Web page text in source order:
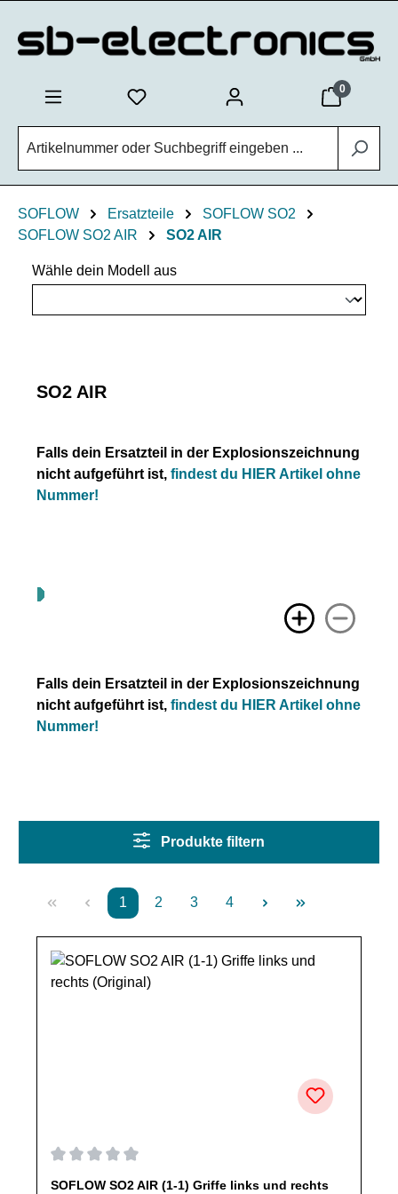
0
SOFLOW Ersatzteile
SOFLOW SO2
SOFLOW SO2 AIR
SO2 AIR
Wähle dein Modell aus
SO2 AIR
Falls dein Ersatzteil in der Explosionszeichnung
nicht aufgeführt ist, findest du HIER Artikel ohne
Nummer!
Falls dein Ersatzteil in der Explosionszeichnung
nicht aufgeführt ist, findest du HIER Artikel ohne
Nummer!
Produkte filtern
Seite
1
Seite
2
Seite
3
Seite
4
SOFLOW SO2 AIR (1-1) Griffe links und rechts